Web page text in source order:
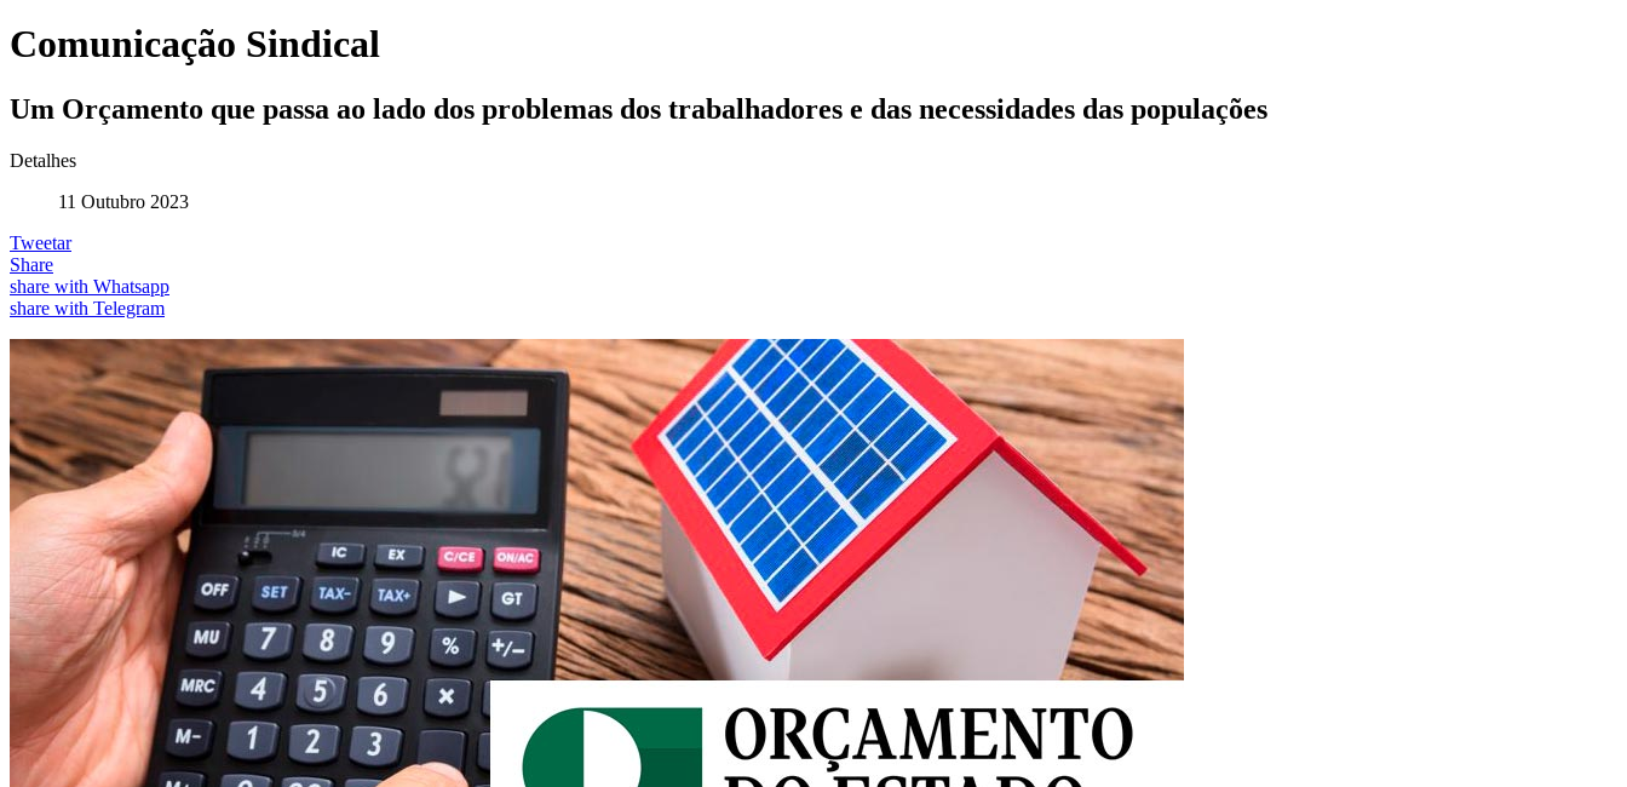
Comunicação Sindical
Um Orçamento que passa ao lado dos problemas dos trabalhadores e das necessidades das populações
Detalhes
11 Outubro 2023
Tweetar
Share
share with Whatsapp
share with Telegram